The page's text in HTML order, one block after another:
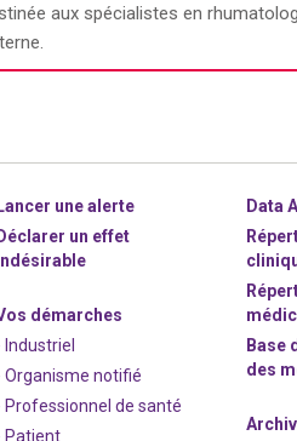
aux spécialistes en
Lancer une alerte
Déclarer un effet
démarches
Industriel
Organisme notifié
Professionnel de santé
Patient
Data
Base
des